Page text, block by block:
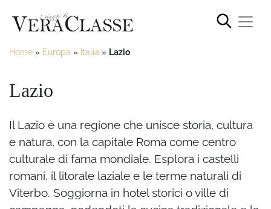
Home » Europa » Italia » Lazio
Lazio
Il Lazio è una regione che unisce storia, cultura
e natura, con la capitale Roma come centro
culturale di fama mondiale. Esplora i castelli
romani, il litorale laziale e le terme naturali di
Viterbo. Soggiorna in hotel storici o ville di